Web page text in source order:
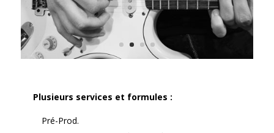
Plusieurs services et formules :
Pré-Prod.